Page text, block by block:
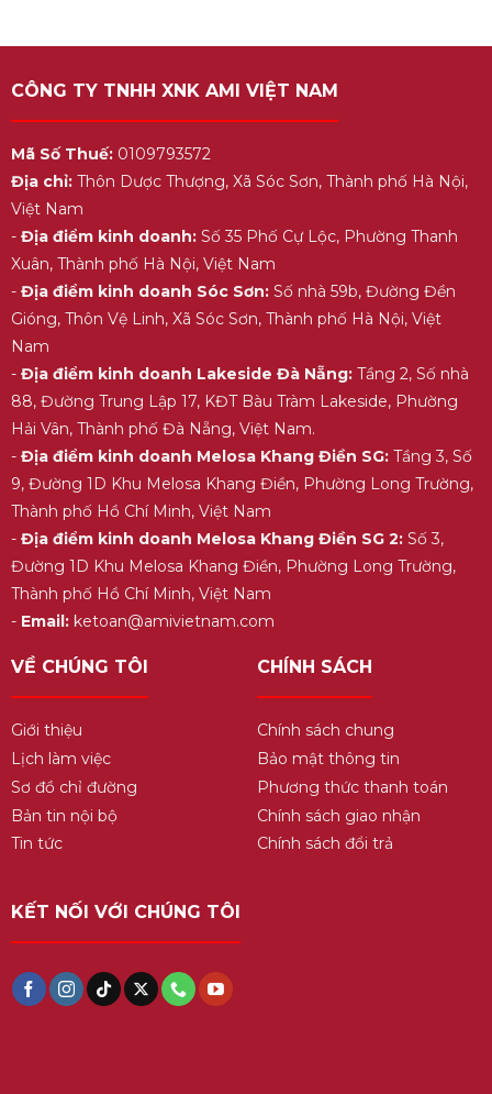
CÔNG TY TNHH XNK AMI VIỆT NAM
Mã Số Thuế:0109793572
Địa chỉ:Thôn Dược Thượng, Xã Sóc Sơn, Thành phố Hà Nội,
Việt Nam
- Địa điểm kinh doanh:Số 35 Phố Cự Lộc, Phường Thanh
Xuân, Thành phố Hà Nội, Việt Nam
- Địa điểm kinh doanh Sóc Sơn:Số nhà 59b, Đường Đền
Gióng, Thôn Vệ Linh, Xã Sóc Sơn, Thành phố Hà Nội, Việt
Nam
- Địa điểm kinh doanh Lakeside Đà Nẵng:Tầng 2, Số nhà
88, Đường Trung Lập 17, KĐT Bàu Tràm Lakeside, Phường
Hải Vân, Thành phố Đà Nẵng, Việt Nam.
- Địa điểm kinh doanh Melosa Khang Điền SG:Tầng 3, Số
9, Đường 1D Khu Melosa Khang Điền, Phường Long Trường,
Thành phố Hồ Chí Minh, Việt Nam
- Địa điểm kinh doanh Melosa Khang Điền SG 2:Số 3,
Đường 1D Khu Melosa Khang Điền, Phường Long Trường,
Thành phố Hồ Chí Minh, Việt Nam
- Email:ketoan@amivietnam.com
VỀ CHÚNG TÔI
Giới thiệu
Lịch làm việc
Sơ đồ chỉ đường
Bản tin nội bộ
Tin tức
CHÍNH SÁCH
Chính sách chung
Bảo mật thông tin
Phương thức thanh toán
Chính sách giao nhận
Chính sách đổi trả
KẾT NỐI VỚI CHÚNG TÔI